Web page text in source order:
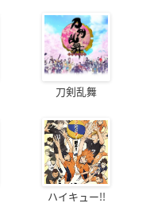
刀剣乱舞
ハイキュー!!